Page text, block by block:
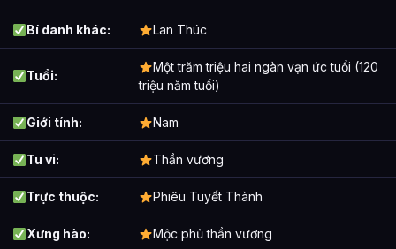
Bí danh khác: Lan Thúc
Tuổi:
Một trăm triệu hai ngàn vạn ức tuổi (120
triệu năm tuổi)
Giới tính: Nam
Tu vi: Thần vương
Trực thuộc: Phiêu Tuyết Thành
Xưng hào: Mộc phủ thần vương